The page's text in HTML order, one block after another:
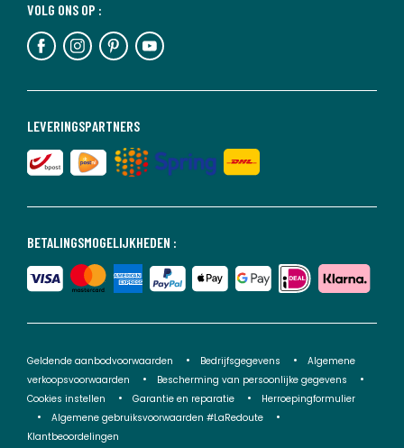
BETALINGSMOGELIJKHEDEN :
LEVERINGSPARTNERS
VOLG ONS OP :
Geldende aanbodvoorwaarden Bedrijfsgegevens
Algemene
verkoopsvoorwaarden
Bescherming van persoonlijke gegevens
Cookies instellen
Garantie en reparatie
Herroepingformulier
Algemene gebruiksvoorwaarden #LaRedoute
Klantbeoordelingen